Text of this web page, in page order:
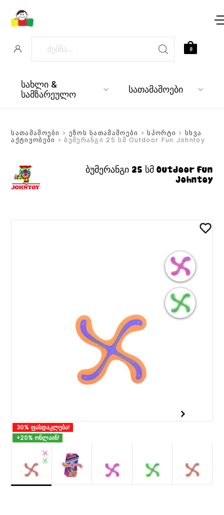
სახლი &
სამზარეულო სათამაშოები
0
სათამაშოები > ეზოს სათამაშოები >სპორტი >სხვა
აქტივობები > ბუმერანგი 25 სმ Outdoor Fun Johntoy
ბუმერანგი 25 სმ Outdoor Fun
Johntoy
30% ფასდაკლება!
+20% ონლაინ!